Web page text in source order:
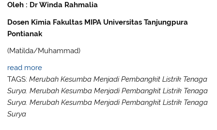
Oleh : DrWinda Rahmalia
Dosen Kimia Fakultas MIPA Universitas Tanjungpura
Pontianak
(Matilda/Muhammad)
read more
TAGS:Merubah Kesumba Menjadi Pembangkit Listrik Tenaga
Surya. Merubah Kesumba Menjadi Pembangkit Listrik Tenaga
Surya. Merubah Kesumba Menjadi Pembangkit Listrik Tenaga
Surya